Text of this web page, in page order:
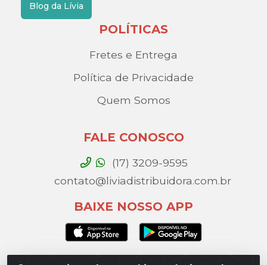
Blog da Lívia
POLÍTICAS
Fretes e Entrega
Política de Privacidade
Quem Somos
FALE CONOSCO
(17) 3209-9595
contato@liviadistribuidora.com.br
BAIXE NOSSO APP